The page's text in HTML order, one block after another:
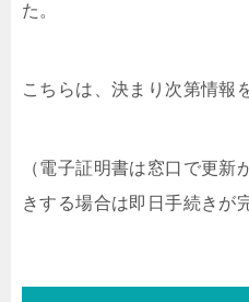
た。
こちらは、決まり次第情報
（電子証明書は窓口で更新
きする場合は即日手続きが